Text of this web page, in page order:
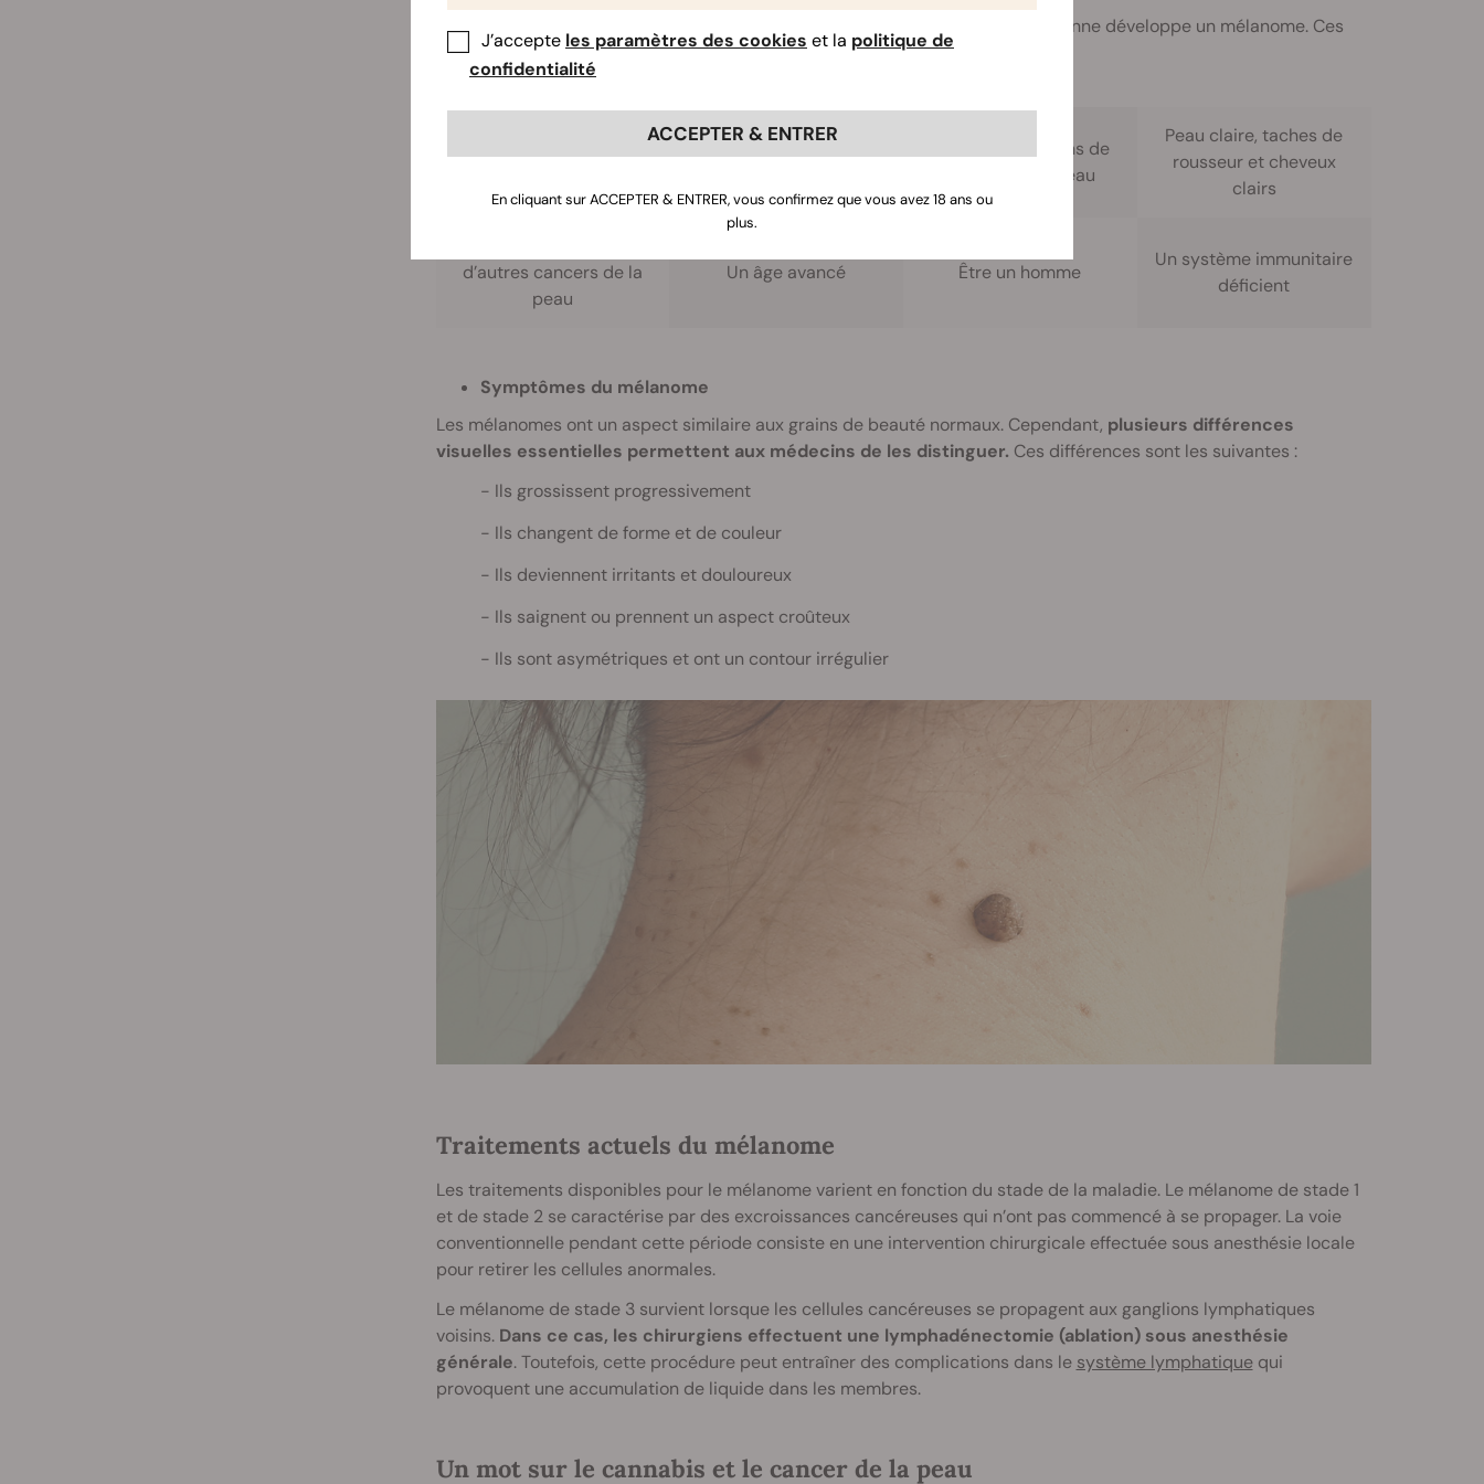
Il existe plusieurs facteurs de risque qui augmentent les chances qu’une personne développe un mélanome. Ces
variables comprennent :
Antécédents familiaux
Présence de grains de
beauté sur la peau
Peau claire, taches de
rousseur et cheveux
clairs
d’autres cancers de la
peau
Un âge avancé Être un homme
Un système immunitaire
déficient
Symptômes du mélanome
Les mélanomes ont un aspect similaire aux grains de beauté normaux. Cependant, plusieurs différences
visuelles essentielles permettent aux médecins de les distinguer. Ces différences sont les suivantes :
Ils grossissent progressivement
Ils changent de forme et de couleur
Ils deviennent irritants et douloureux
Ils saignent ou prennent un aspect croûteux
Ils sont asymétriques et ont un contour irrégulier
Traitements actuels du mélanome
Les traitements disponibles pour le mélanome varient en fonction du stade de la maladie. Le mélanome de stade 1
et de stade 2 se caractérise par des excroissances cancéreuses qui n’ont pas commencé à se propager. La voie
conventionnelle pendant cette période consiste en une intervention chirurgicale effectuée sous anesthésie locale
pour retirer les cellules anormales.
Le mélanome de stade 3 survient lorsque les cellules cancéreuses se propagent aux ganglions lymphatiques
voisins. Dans ce cas, les chirurgiens effectuent une lymphadénectomie (ablation) sous anesthésie
générale. Toutefois, cette procédure peut entraîner des complications dans le système lymphatiquequi
provoquent une accumulation de liquide dans les membres.
Un mot sur le cannabis et le cancer de la peau
J’accepte les paramètres des cookies et la politique de
confidentialité
ACCEPTER & ENTRER
En cliquant sur ACCEPTER & ENTRER, vous confirmez que vous avez 18 ans ou
plus.